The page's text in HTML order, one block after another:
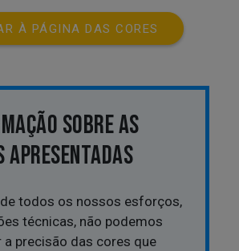
À PÁGINA DAS CORES
SOBRE AS
APRESENTADAS
todos os nossos esforços,
técnicas, não podemos
a precisão das cores que